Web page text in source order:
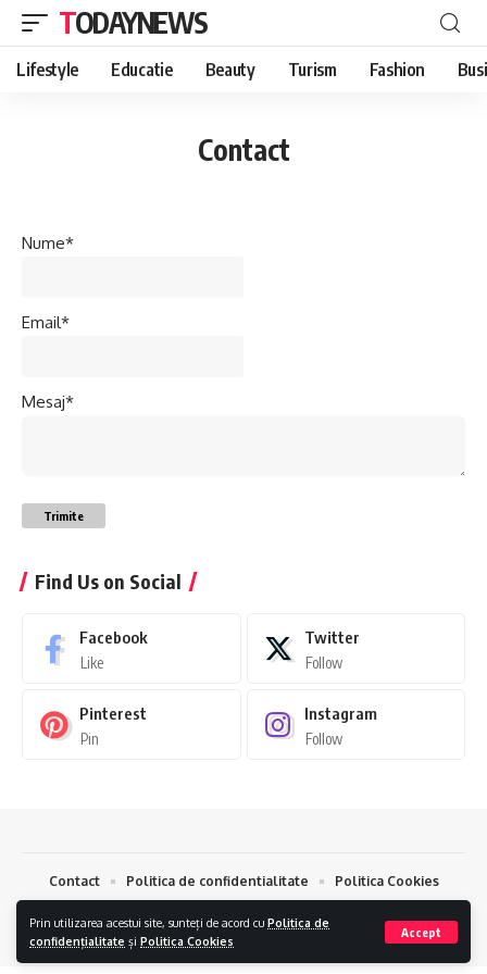
Prin utilizarea acestui site, sunteți de acord cu Politica de
confidențialitate și Politica Cookies
Accept
TODAYNEWS
Lifestyle Educatie Beauty Turism Fashion
Contact
Nume*
Email*
Mesaj*
Trimite
Find Us on Social
Facebook
Like
Twitter
Follow
Pinterest
Pin
Instagram
Follow
TodayNews © 2024.Creare Magazin Onlinesi
Optimizare SEO
byAlphaByte
Contact Politica de confidentialitate Politica Cookies